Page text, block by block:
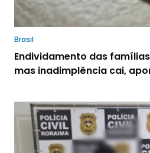
Brasil
Endividamento das
mas inadimplência cai,